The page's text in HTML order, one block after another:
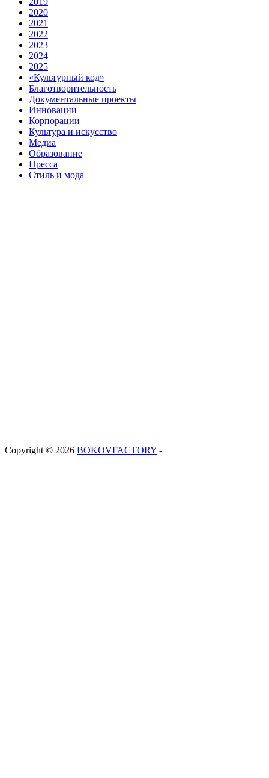
2020
2021
2022
2023
2024
2025
«Культурный код»
Благотворительность
Документальные проекты
Инновации
Корпорации
Культура и искусство
Медиа
Образование
Пресса
Стиль и мода
Copyright © 2026 BOKOVFACTORY -